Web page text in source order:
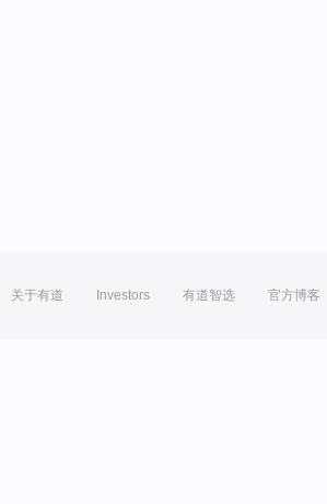
关于有道 Investors 有道智选 官方博客